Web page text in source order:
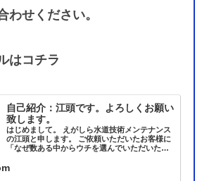
わせください。
はコチラ
自己紹介：江頭です。よろしくお願い
致します。
はじめまして。 えがしら水道技術メンテナンス
の江頭と申します。 ご依頼いただいたお客様に
「なぜ数ある中からウチを選んでいただいたん
の答えが 「顔写真があったから」 であること